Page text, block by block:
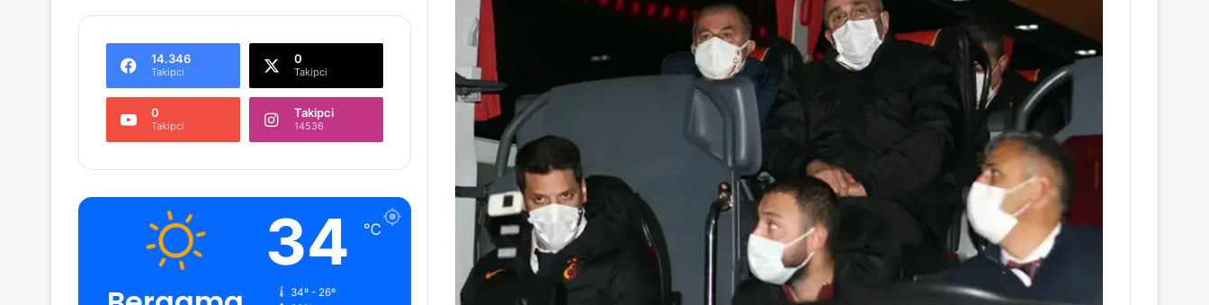
14.346
Takipci
0
Takipci
0
Takipci
Takipci
14536
34 ℃
34º - 26º